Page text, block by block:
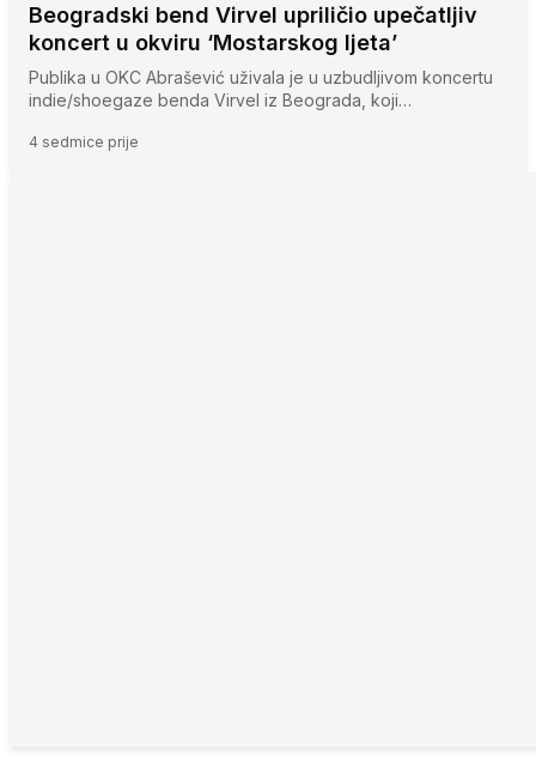
Beogradski bend Virvel upriličio upečatljiv
koncert u okviru ‘Mostarskog ljeta’
Publika u OKC Abrašević uživala je u uzbudljivom koncertu
indie/shoegaze benda Virvel iz Beograda, koji…
4 sedmice prije